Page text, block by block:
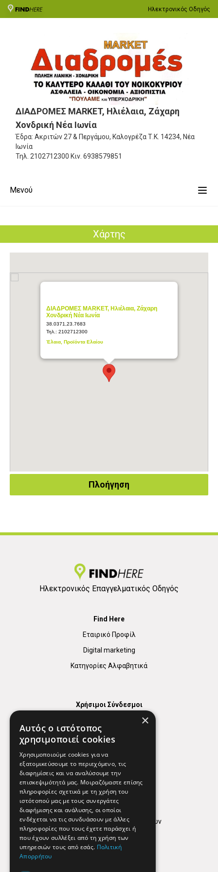
Ηλεκτρονικός Οδηγός
ΔΙΑΔΡΟΜΕΣ MARKET, Ηλιέλαια, Ζάχαρη
Χονδρική Νέα Ιωνία
Έδρα: Ακριτών 27 & Περγάμου, ΚαλογρέζαΤ.Κ. 14234, Νέα
Ιωνία
Τηλ. 2102712300 Κιν. 6938579851
Μενού
Χάρτης
ΔΙΑΔΡΟΜΕΣ MARKET, Ηλιέλαια, Ζάχαρη
Χονδρική Νέα Ιωνία
38.0371,23.7683
Τηλ.: 2102712300
Έλαια, Προϊόντα Ελαίου
Πλοήγηση
Ηλεκτρονικός Επαγγελματικός Οδηγός
Find Here
Εταιρικό Προφίλ
Digital marketing
Κατηγορίες Αλφαβητικά
Χρήσιμοι Σύνδεσμοι
Χρήσιμα Τηλέφωνα
Εφημερεύοντα Φαρμακεία
Απόρρητο
Όροι Χρήσης
Πολιτική προστασίας δεδομένων
Findhere
×
Αυτός ο ιστότοπος
χρησιμοποιεί cookies
Χρησιμοποιούμε cookies για να
εξατομικεύσουμε το περιεχόμενο, τις
διαφημίσεις και να αναλύσουμε την
επισκεψιμότητά μας. Μοιραζόμαστε επίσης
πληροφορίες σχετικά με τη χρήση του
ιστότοπού μας με τους συνεργάτες
διαφήμισης και ανάλυσης, οι οποίοι
ενδέχεται να τις συνδυάσουν με άλλες
πληροφορίες που τους έχετε παράσχει ή
που έχουν συλλέξει από τη χρήση των
υπηρεσιών τους από εσάς. Πολιτική
Απορρήτου